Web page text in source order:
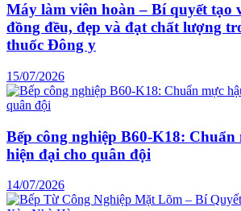
Máy làm viên hoàn – Bí quyết tạo
đồng đều, đẹp và đạt chất lượng
thuốc Đông y
15/07/2026
Bếp công nghiệp B60-K18: Chuẩn
hiện đại cho quân đội
14/07/2026